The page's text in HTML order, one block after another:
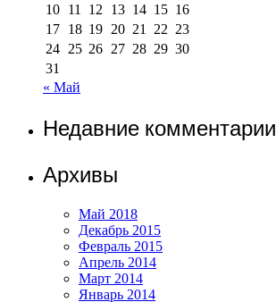
10 11 12 13 14 15 16
17 18 19 20 21 22 23
24 25 26 27 28 29 30
31
« Май
Недавние комментарии
Архивы
Май 2018
Декабрь 2015
Февраль 2015
Апрель 2014
Март 2014
Январь 2014